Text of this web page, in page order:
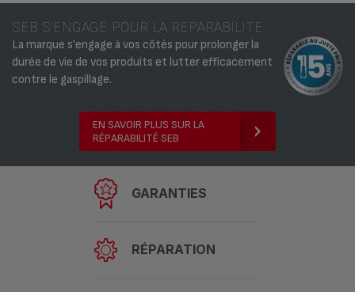
SEB S'ENGAGE POUR LA REPARABILITE
La marque s'engage à vos côtés pour prolonger la
durée de vie de vos produits et lutter efficacement
contre le gaspillage.
EN SAVOIR PLUS SUR LA
RÉPARABILITÉ SEB
GARANTIES
RÉPARATION